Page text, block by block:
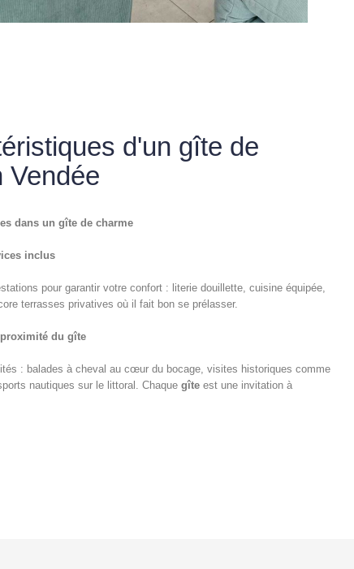
d'un gîte de
Vendée
dans un gîte de charme
inclus
pour garantir votre confort : literie douillette, cuisine équipée,
terrasses privatives où il fait bon se prélasser.
du gîte
: balades à cheval au cœur du bocage, visites historiques comme
nautiques sur le littoral. Chaque gîteest une invitation à